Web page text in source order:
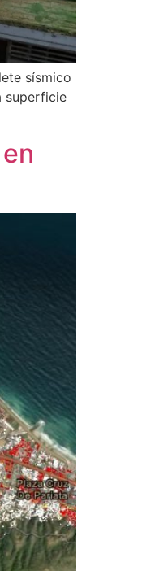
sísmico
superficie